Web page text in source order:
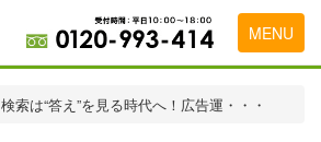
MENU
検索は“答え”を見る時代へ！広告運・・・